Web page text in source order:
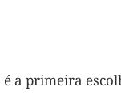
a primeira